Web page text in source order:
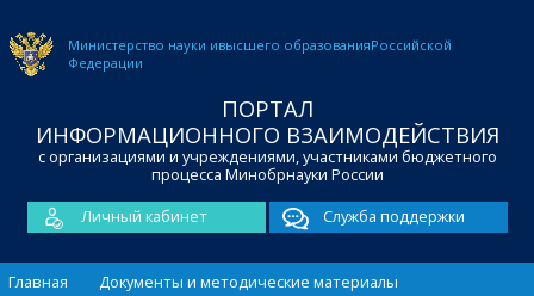
Министерство науки ивысшего образованияРоссийской
Федерации
ПОРТАЛ
ИНФОРМАЦИОННОГО ВЗАИМОДЕЙСТВИЯ
с организациями и учреждениями, участниками бюджетного
процесса Минобрнауки России
Личный кабинет
Служба поддержки
Главная
Документы и методические материалы